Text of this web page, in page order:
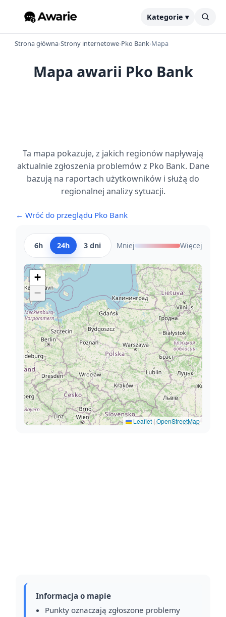
Kategorie ▾
Strona główna›Strony internetowe›Pko Bank›Mapa
Mapa awarii Pko Bank
Ta mapa pokazuje, z jakich regionów napływają
aktualnie zgłoszenia problemów z Pko Bank. Dane
bazują na raportach użytkowników i służą do
regionalnej analizy sytuacji.
← Wróć do przeglądu Pko Bank
6h 24h 3 dni Mniej Więcej
+
−
Leaflet | OpenStreetMap
Informacja o mapie
Punkty oznaczają zgłoszone problemy